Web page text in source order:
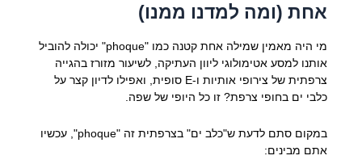
אחת (ומה למדנו ממנו)
מי היה מאמין שמילה אחת קטנה כמו "phoque" יכולה להוביל
אותנו למסע אטימולוגי ליוון העתיקה, לשיעור מזורז בהגייה
צרפתית של צירופי אותיות ו-E סופית, ואפילו לדיון קצר על
כלבי ים בחופי צרפת? זו כל היופי של שפה.
במקום סתם לדעת ש"כלב ים" בצרפתית זה "phoque", עכשיו
אתם מבינים: